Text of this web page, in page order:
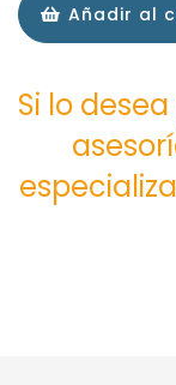
Añadir al
Si lo